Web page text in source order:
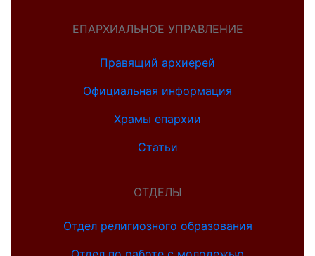
ЕПАРХИАЛЬНОЕ УПРАВЛЕНИЕ
Правящий архиерей
Официальная информация
Храмы епархии
Статьи
ОТДЕЛЫ
Отдел религиозного образования